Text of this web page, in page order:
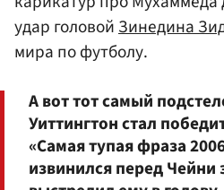
удар головойЗинедина
мира по футболу.
А вот тот самый
Уиттингтон стал
«Самая тупая фраза
извинился перед Чейни